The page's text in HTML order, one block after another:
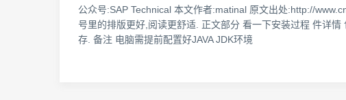
公众号:SAP Technical 本文作者:matinal 原文出处:http://
号里的排版更好,阅读更舒适. 正文部分 看一下安装过程 件详
存. 备注 电脑需提前配置好JAVA JDK环境